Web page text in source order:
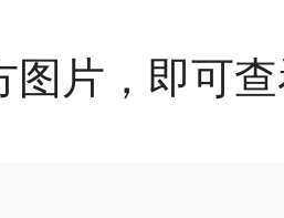
图片，即可